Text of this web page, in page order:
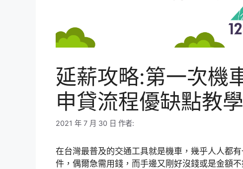
延薪攻略:第一次機
申貸流程優缺點教
2021 年 7 月 30 日 作者:
在台灣最普及的交通工具就是機車，幾乎人人都
件，偶爾急需用錢，而手邊又剛好沒錢或是金額